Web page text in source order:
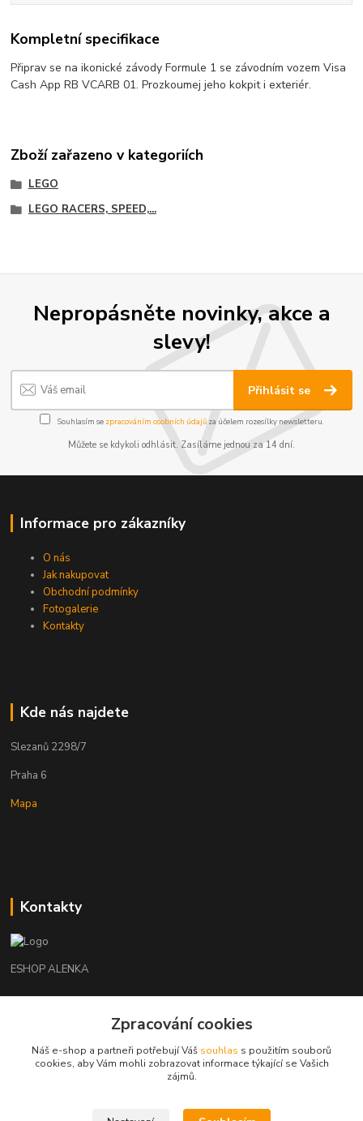
Kompletní specifikace
Připrav se na ikonické závody Formule 1 se závodním vozem Visa
Cash App RB VCARB 01. Prozkoumej jeho kokpit i exteriér.
Zboží zařazeno v kategoriích
LEGO
LEGO RACERS, SPEED,...
Nepropásněte novinky, akce a
slevy!
Přihlásit se
Souhlasím se zpracováním osobních údajůza účelem rozesílky newsletteru.
Můžete se kdykoli odhlásit. Zasíláme jednou za 14 dní.
Informace pro zákazníky
O nás
Jak nakupovat
Obchodní podmínky
Fotogalerie
Kontakty
Kde nás najdete
Slezanů 2298/7
Praha 6
Mapa
Kontakty
ESHOP ALENKA
+420602541312
orechovka@inmes.cz
Zpracování cookies
Náš e-shop a partneři potřebují Váš souhlas s použitím souborů
cookies, aby Vám mohli zobrazovat informace týkající se Vašich
zájmů.